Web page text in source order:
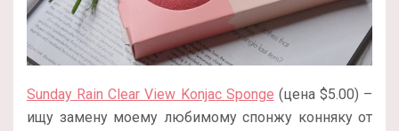
Sunday Rain Clear View Konjac Sponge (цена $5.00) –
ищу замену моему любимому спонжу конняку от